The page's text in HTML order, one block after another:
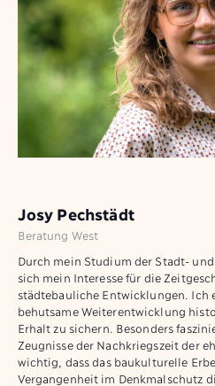
Josy Pechstädt
Beratung West
Durch mein Studium der Stadt-
sich mein Interesse für die
städtebauliche Entwicklungen. Ich
behutsame Weiterentwicklung
Erhalt zu sichern. Besonders
Zeugnisse der Nachkriegszeit der
wichtig, dass das baukulturelle
Vergangenheit im Denkmalschutz